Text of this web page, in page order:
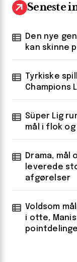
Seneste
Den nye
kan skinne
Tyrkiske
Champions
Süper Lig
mål i flok
Drama, mål
leverede
afgørelser
Voldsom
i otte,